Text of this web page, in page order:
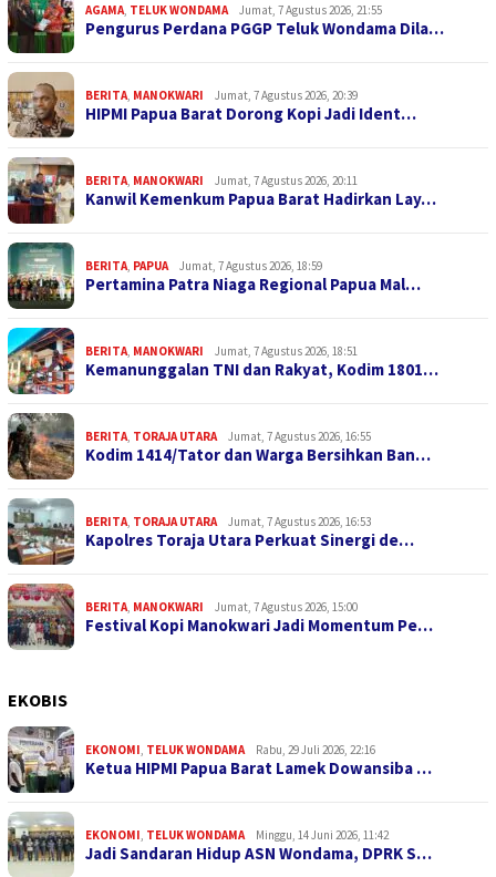
AGAMA TELUK WONDAMA Jumat, 7 Agustus 2026, 21:55
Pengurus Perdana PGGP Teluk Wondama Dila…
BERITA MANOKWARI Jumat, 7 Agustus 2026, 20:39
HIPMI Papua Barat Dorong Kopi Jadi Ident…
BERITA MANOKWARI Jumat, 7 Agustus 2026, 20:11
Kanwil Kemenkum Papua Barat Hadirkan Lay…
BERITA PAPUA Jumat, 7 Agustus 2026, 18:59
Pertamina Patra Niaga Regional Papua Mal…
BERITA MANOKWARI Jumat, 7 Agustus 2026, 18:51
Kemanunggalan TNI dan Rakyat, Kodim 1801…
BERITA TORAJA UTARA Jumat, 7 Agustus 2026, 16:55
Kodim 1414/Tator dan Warga Bersihkan Ban…
BERITA TORAJA UTARA Jumat, 7 Agustus 2026, 16:53
Kapolres Toraja Utara Perkuat Sinergi de…
BERITA MANOKWARI Jumat, 7 Agustus 2026, 15:00
Festival Kopi Manokwari Jadi Momentum Pe…
EKOBIS
EKONOMI TELUK WONDAMA Rabu, 29 Juli 2026, 22:16
Ketua HIPMI Papua Barat Lamek Dowansiba …
EKONOMI TELUK WONDAMA Minggu, 14 Juni 2026, 11:42
Jadi Sandaran Hidup ASN Wondama, DPRK S…